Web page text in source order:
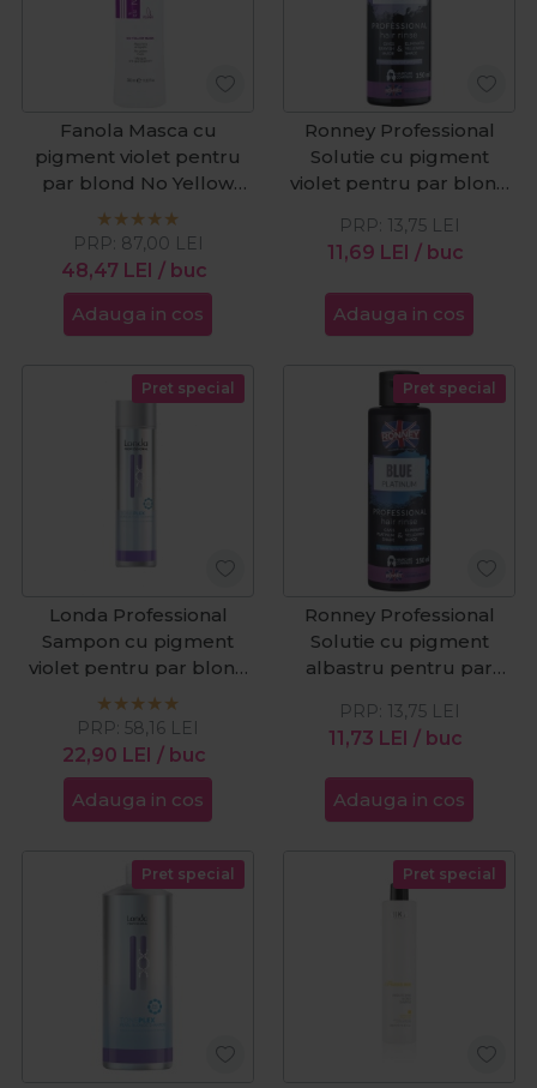
Fanola Masca cu
pigment violet pentru
par blond No Yellow
350ml
48,47 LEI / buc
PRP: 87,00 LEI
Adauga in cos
Ronney Professional
Solutie cu pigment
violet pentru par blond
11,69 LEI / buc
PRP: 13,75 LEI
Adauga in cos
Pret special
Londa Professional
Sampon cu pigment
violet pentru par blond
TonePlex Pearl Blonde
250ml
22,90 LEI / buc
PRP: 58,16 LEI
Adauga in cos
Pret special
Ronney Professional
Solutie cu pigment
albastru pentru par
150ml
11,73 LEI / buc
PRP: 13,75 LEI
Adauga in cos
Pret special Pret special